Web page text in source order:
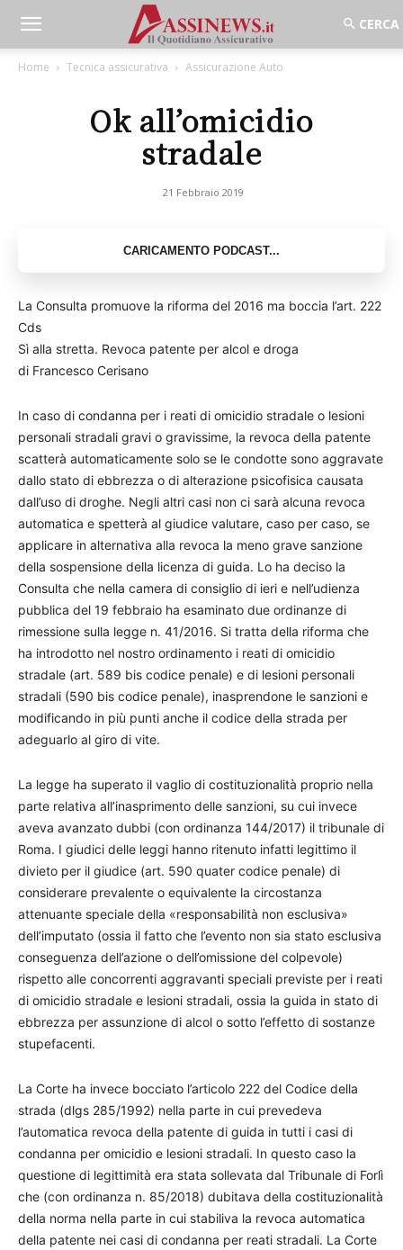
Home Tecnica assicurativa Assicurazione Auto
Ok all’omicidio
stradale
21 Febbraio 2019
La Consulta promuove la riforma del 2016 ma boccia l’art. 222
Cds
Sì alla stretta. Revoca patente per alcol e droga
di Francesco Cerisano
In caso di condanna per i reati di omicidio stradale o lesioni
personali stradali gravi o gravissime, la revoca della patente
scatterà automaticamente solo se le condotte sono aggravate
dallo stato di ebbrezza o di alterazione psicofisica causata
dall’uso di droghe. Negli altri casi non ci sarà alcuna revoca
automatica e spetterà al giudice valutare, caso per caso, se
applicare in alternativa alla revoca la meno grave sanzione
della sospensione della licenza di guida. Lo ha deciso la
Consulta che nella camera di consiglio di ieri e nell’udienza
pubblica del 19 febbraio ha esaminato due ordinanze di
rimessione sulla legge n. 41/2016. Si tratta della riforma che
ha introdotto nel nostro ordinamento i reati di omicidio
stradale (art. 589 bis codice penale) e di lesioni personali
stradali (590 bis codice penale), inasprendone le sanzioni e
modificando in più punti anche il codice della strada per
adeguarlo al giro di vite.
La legge ha superato il vaglio di costituzionalità proprio nella
parte relativa all’inasprimento delle sanzioni, su cui invece
aveva avanzato dubbi (con ordinanza 144/2017) il tribunale di
Roma. I giudici delle leggi hanno ritenuto infatti legittimo il
divieto per il giudice (art. 590 quater codice penale) di
considerare prevalente o equivalente la circostanza
attenuante speciale della «responsabilità non esclusiva»
dell’imputato (ossia il fatto che l’evento non sia stato esclusiva
conseguenza dell’azione o dell’omissione del colpevole)
rispetto alle concorrenti aggravanti speciali previste per i reati
di omicidio stradale e lesioni stradali, ossia la guida in stato di
ebbrezza per assunzione di alcol o sotto l’effetto di sostanze
stupefacenti.
La Corte ha invece bocciato l’articolo 222 del Codice della
strada (dlgs 285/1992) nella parte in cui prevedeva
l’automatica revoca della patente di guida in tutti i casi di
condanna per omicidio e lesioni stradali. In questo caso la
questione di legittimità era stata sollevata dal Tribunale di Forlì
che (con ordinanza n. 85/2018) dubitava della costituzionalità
della norma nella parte in cui stabiliva la revoca automatica
della patente nei casi di condanna per reati stradali. La Corte